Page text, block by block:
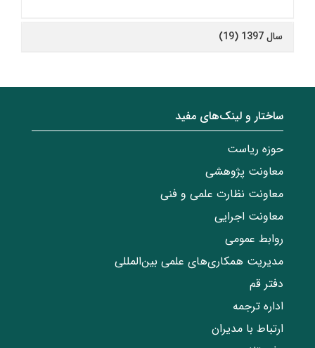
سال 1397 (19)
ساختار‌‌ و‌‌ لینک‌های مفید
حوزه ریاست
معاونت پژوهشی
معاونت نظارت علمی و فنی
معاونت اجرایی
روابط عمومی
مدیریت همکاری‌های علمی بین‌المللی
دفتر قم
اداره ترجمه
ارتباط با مدیران